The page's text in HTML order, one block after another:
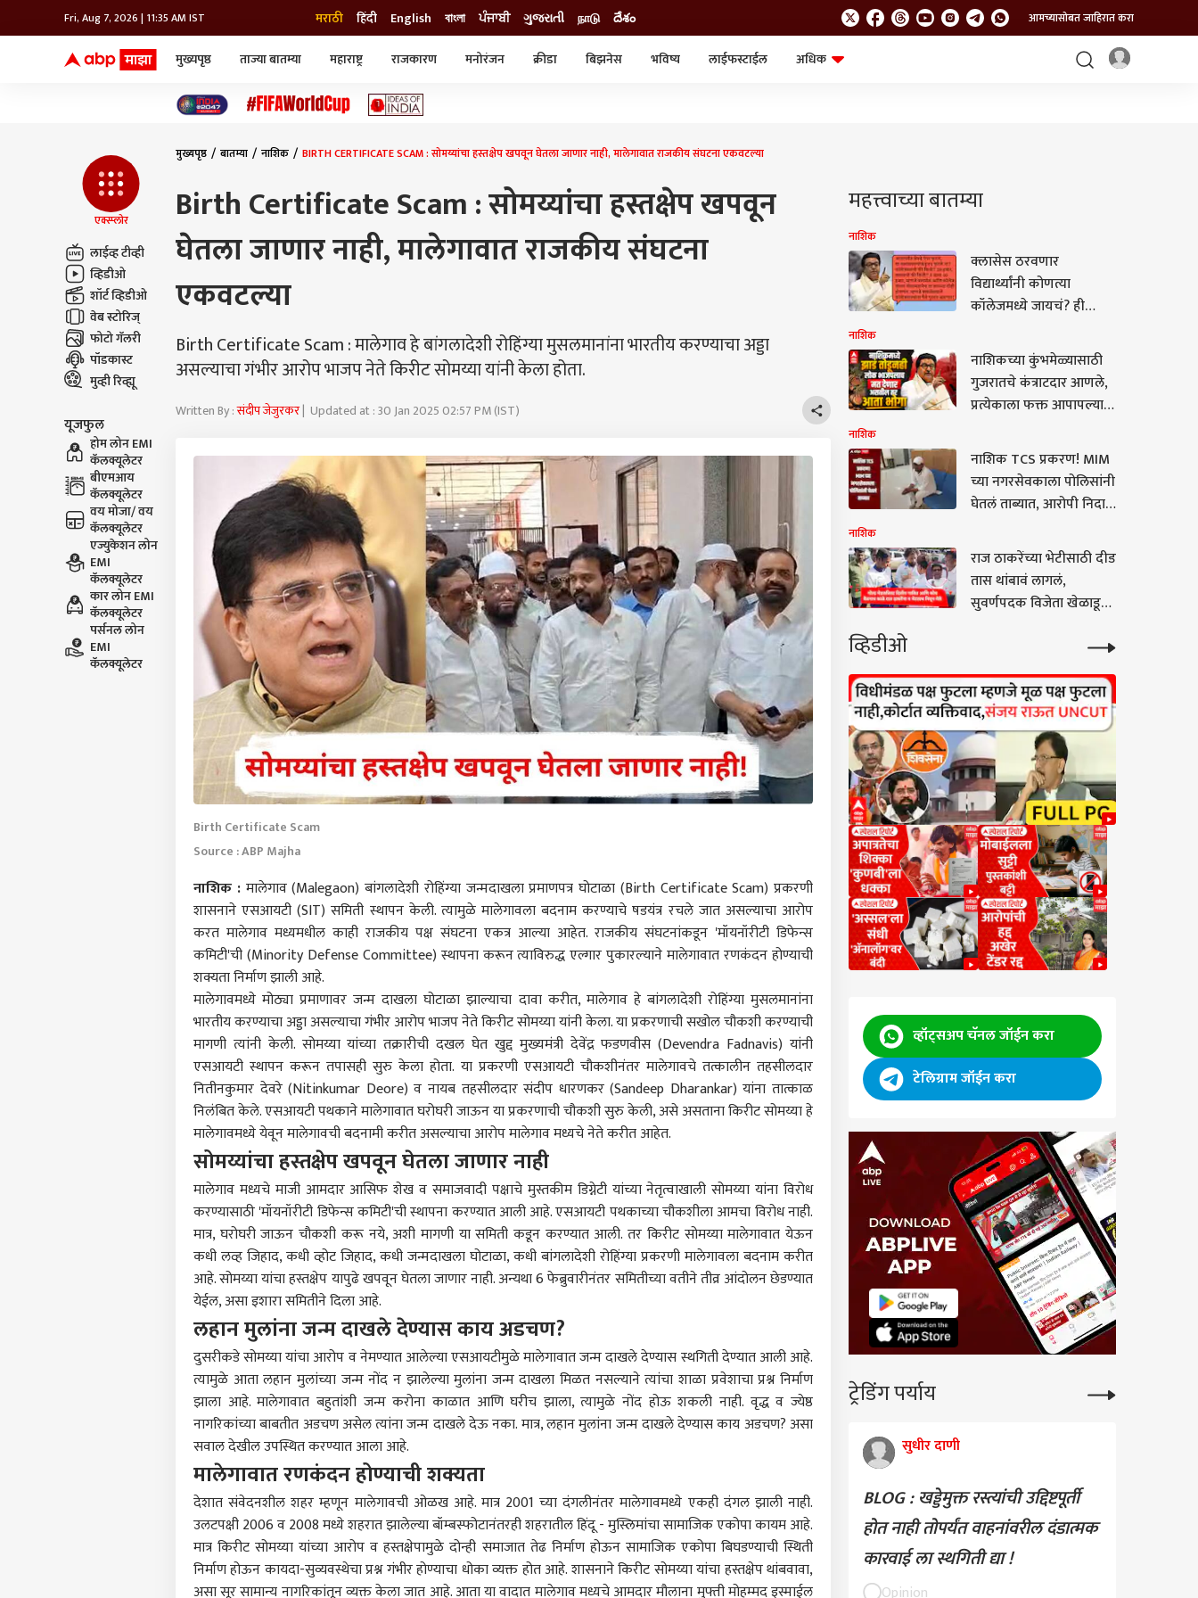
Fri, Aug 7, 2026 | 11:35 AM IST मराठी हिंदी English বাংলা ਪੰਜਾਬੀ ગુજરાતી நாடு దేశం आमच्यासोबत जाहिरात करा
मुख्यपृष्ठ ताज्या बातम्या महाराष्ट्र राजकारण मनोरंजन क्रीडा बिझनेस भविष्य लाईफस्टाईल
अधिक
कोल्हापूर
नवी मुंबई
अमरावती
अकोला
एक्स्प्लोर
लाईव्ह टीव्ही
व्हिडीओ
शॉर्ट व्हिडीओ
वेब स्टोरिज्
फोटो गॅलरी
पॉडकास्ट
मुव्ही रिव्ह्यू
यूजफुल
होम लोन EMI
कॅलक्यूलेटर
बीएमआय
कॅलक्यूलेटर
वय मोजा/ वय
कॅलक्यूलेटर
एज्युकेशन लोन
EMI
कॅलक्यूलेटर
कार लोन EMI
कॅलक्यूलेटर
पर्सनल लोन
EMI
कॅलक्यूलेटर
मुख्यपृष्ठ बातम्या नाशिक BIRTH CERTIFICATE SCAM : सोमय्यांचा हस्तक्षेप खपवून घेतला जाणार नाही, मालेगावात राजकीय संघटना एकवटल्या
Birth Certificate Scam : सोमय्यांचा हस्तक्षेप खपवून
घेतला जाणार नाही, मालेगावात राजकीय संघटना
एकवटल्या
Birth Certificate Scam : मालेगाव हे बांगलादेशी रोहिंग्या मुसलमानांना भारतीय करण्याचा अड्डा
असल्याचा गंभीर आरोप भाजप नेते किरीट सोमय्या यांनी केला होता.
Written By :संदीप जेजुरकर| Updated at : 30 Jan 2025 02:57 PM (IST)
Birth Certificate Scam
Source : ABP Majha
नाशिक :मालेगाव (Malegaon) बांगलादेशी रोहिंग्या जन्मदाखला प्रमाणपत्र घोटाळा (Birth Certificate Scam) प्रकरणी
शासनाने एसआयटी (SIT) समिती स्थापन केली. त्यामुळे मालेगावला बदनाम करण्याचे षडयंत्र रचले जात असल्याचा आरोप
करत मालेगाव मध्यमधील काही राजकीय पक्ष संघटना एकत्र आल्या आहेत. राजकीय संघटनांकडून 'मॉयनॉरीटी डिफेन्स
कमिटी'ची (Minority Defense Committee) स्थापना करून त्याविरुद्ध एल्गार पुकारल्याने मालेगावात रणकंदन होण्याची
शक्यता निर्माण झाली आहे.
मालेगावमध्ये मोठ्या प्रमाणावर जन्म दाखला घोटाळा झाल्याचा दावा करीत, मालेगाव हे बांगलादेशी रोहिंग्या मुसलमानांना
भारतीय करण्याचा अड्डा असल्याचा गंभीर आरोप भाजप नेते किरीट सोमय्या यांनी केला. या प्रकरणाची सखोल चौकशी करण्याची
मागणी त्यांनी केली. सोमय्या यांच्या तक्रारीची दखल घेत खुद्द मुख्यमंत्री देवेंद्र फडणवीस (Devendra Fadnavis) यांनी
एसआयटी स्थापन करून तपासही सुरु केला होता. या प्रकरणी एसआयटी चौकशीनंतर मालेगावचे तत्कालीन तहसीलदार
नितीनकुमार देवरे (Nitinkumar Deore) व नायब तहसीलदार संदीप धारणकर (Sandeep Dharankar) यांना तात्काळ
निलंबित केले. एसआयटी पथकाने मालेगावात घरोघरी जाऊन या प्रकरणाची चौकशी सुरु केली, असे असताना किरीट सोमय्या हे
मालेगावमध्ये येवून मालेगावची बदनामी करीत असल्याचा आरोप मालेगाव मध्यचे नेते करीत आहेत.
सोमय्यांचा हस्तक्षेप खपवून घेतला जाणार नाही
मालेगाव मध्यचे माजी आमदार आसिफ शेख व समाजवादी पक्षाचे मुस्तकीम डिग्नेटी यांच्या नेतृत्वाखाली सोमय्या यांना विरोध
करण्यासाठी 'मॉयनॉरीटी डिफेन्स कमिटी'ची स्थापना करण्यात आली आहे. एसआयटी पथकाच्या चौकशीला आमचा विरोध नाही.
मात्र, घरोघरी जाऊन चौकशी करू नये, अशी मागणी या समिती कडून करण्यात आली. तर किरीट सोमय्या मालेगावात येऊन
कधी लव्ह जिहाद, कधी व्होट जिहाद, कधी जन्मदाखला घोटाळा, कधी बांगलादेशी रोहिंग्या प्रकरणी मालेगावला बदनाम करीत
आहे. सोमय्या यांचा हस्तक्षेप यापुढे खपवून घेतला जाणार नाही. अन्यथा 6 फेब्रुवारीनंतर समितीच्या वतीने तीव्र आंदोलन छेडण्यात
येईल, असा इशारा समितीने दिला आहे.
लहान मुलांना जन्म दाखले देण्यास काय अडचण?
दुसरीकडे सोमय्या यांचा आरोप व नेमण्यात आलेल्या एसआयटीमुळे मालेगावात जन्म दाखले देण्यास स्थगिती देण्यात आली आहे.
त्यामुळे आता लहान मुलांच्या जन्म नोंद न झालेल्या मुलांना जन्म दाखला मिळत नसल्याने त्यांचा शाळा प्रवेशाचा प्रश्न निर्माण
झाला आहे. मालेगावात बहुतांशी जन्म करोना काळात आणि घरीच झाला, त्यामुळे नोंद होऊ शकली नाही. वृद्ध व ज्येष्ठ
नागरिकांच्या बाबतीत अडचण असेल त्यांना जन्म दाखले देऊ नका. मात्र, लहान मुलांना जन्म दाखले देण्यास काय अडचण? असा
सवाल देखील उपस्थित करण्यात आला आहे.
मालेगावात रणकंदन होण्याची शक्यता
देशात संवेदनशील शहर म्हणून मालेगावची ओळख आहे. मात्र 2001 च्या दंगलीनंतर मालेगावमध्ये एकही दंगल झाली नाही.
उलटपक्षी 2006 व 2008 मध्ये शहरात झालेल्या बॉम्बस्फोटानंतरही शहरातील हिंदू - मुस्लिमांचा सामाजिक एकोपा कायम आहे.
मात्र किरीट सोमय्या यांच्या आरोप व हस्तक्षेपामुळे दोन्ही समाजात तेढ निर्माण होऊन सामाजिक एकोपा बिघडण्याची स्थिती
निर्माण होऊन कायदा-सुव्यवस्थेचा प्रश्न गंभीर होण्याचा धोका व्यक्त होत आहे. शासनाने किरीट सोमय्या यांचा हस्तक्षेप थांबवावा,
असा सूर सामान्य नागरिकांतून व्यक्त केला जात आहे. आता या वादात मालेगाव मध्यचे आमदार मौलाना मुफ्ती मोहम्मद इस्माईल
महत्त्वाच्या बातम्या
नाशिक
क्लासेस ठरवणार
विद्यार्थ्यांनी कोणत्या
कॉलेजमध्ये जायचं? ही
क्लासमध्ये आठ-आठ तास
गेल्यानंतर कॉलेजमध्ये
अटेंडन्स कसा लागतो? राज
नाशिक
नाशिकच्या कुंभमेळ्यासाठी
गुजरातचे कंत्राटदार आणले,
प्रत्येकाला फक्त आपापल्या
ठाकरेंची टीका
नाशिक
नाशिक TCS प्रकरण! MIM
च्या नगरसेवकाला पोलिसांनी
घेतलं ताब्यात, आरोपी निदा
ठपका
नाशिक
राज ठाकरेंच्या भेटीसाठी दीड
तास थांबावं लागलं,
सुवर्णपदक विजेता खेळाडू
व्हिडीओ
व्हॉट्सअप चॅनल जॉईन करा
टेलिग्राम जॉईन करा
ट्रेडिंग पर्याय
सुधीर दाणी
BLOG : खड्डेमुक्त रस्त्यांची उद्दिष्टपूर्ती
होत नाही तोपर्यंत वाहनांवरील दंडात्मक
कारवाई ला स्थगिती द्या !
Opinion
हॅलो गेस्ट
आमच्यासोबत जाहिरात करा
प्रायव्हसी पॉलिसी
करिअर
फीडबॅक
आमच्याबद्दल
पर्सनल कॉर्नर
टॉप आर्टिकल टॉप रील्स
राजकारण
सगळ्या देशाचं लक्ष जेन झी
आंदोलनाच्या यशाकडे अन्
इकडे मोदी सरकारची मोहीम
फत्ते, लोकसभा मतदारसंघ
राजकारण
क्लासेस ठरवणार विद्यार्थ्यांनी
कोणत्या कॉलेजमध्ये जायचं?
ही कुठची शिक्षण पद्धत?
क्लासमध्ये आठ-आठ तास
पुणे
मुंबई-पुणे मिसिंग लिंकवर
धडकी भरवणारा भीषण
अपघात, कार टेम्पोला
धडकली, एकाचा मृत्यू, पाहा
राजकारण
नाशिकच्या कुंभमेळ्यासाठी
गुजरातचे कंत्राटदार आणले,
प्रत्येकाला फक्त आपापल्या
कमिशनशी देणंघेणं; राज
करमणूक महाराष्ट्र क्राईम क्राईम